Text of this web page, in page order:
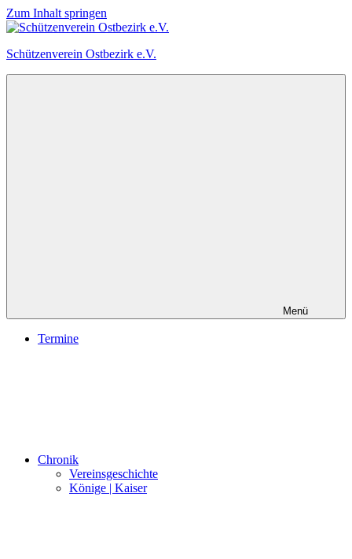
Zum Inhalt springen
Schützenverein Ostbezirk e.V.
Menü
Termine
Chronik
Vereinsgeschichte
Könige | Kaiser